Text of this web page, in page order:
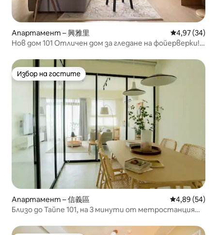
Апартамент – 興雅里 Средна
4,97 (34)
Нов дом 101 Отличен дом за гледане на фойерверки!
минути от Арена Тайпе.
Избор на гостите
Избор на гостите
Апартамент – 信義區 Средна
4,89 (54)
Близо до Тайпе 101, на 3 минути от метростанция
подходящо за любителите на храната и шопинга